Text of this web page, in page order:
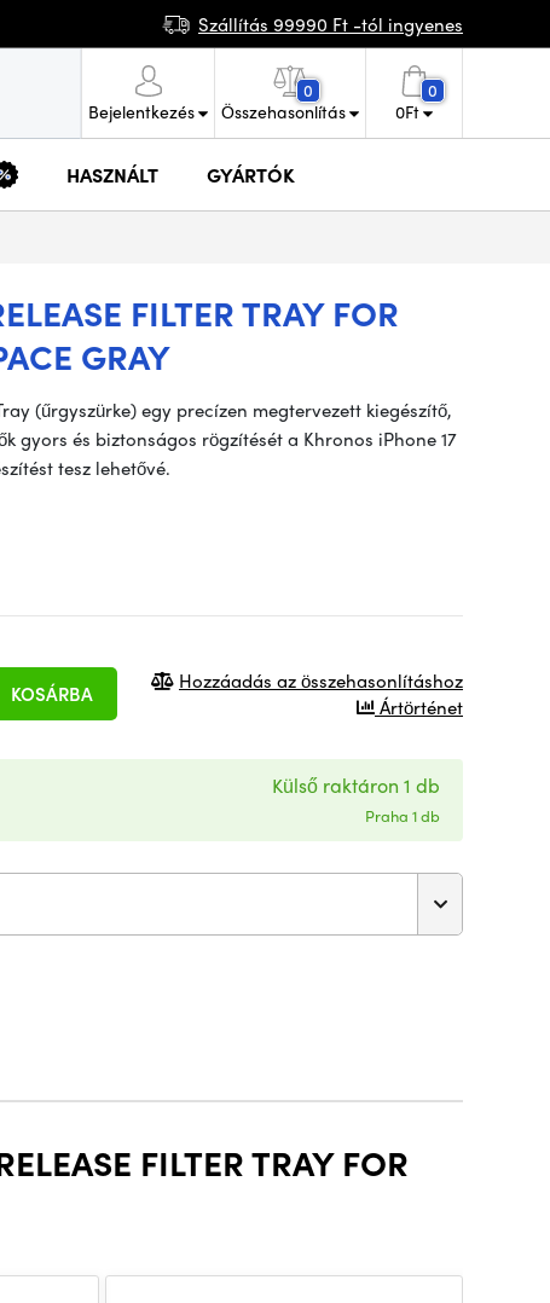
Szállítás 99990 Ft -tól ingyenes
Bejelentkezés
0
Összehasonlítás
0
0Ft
HASZNÁLT GYÁRTÓK
FILTER TRAY FOR
GRAY
(űrgyszürke) egy precízen megtervezett kiegészítő,
gyors és biztonságos rögzítését a Khronos iPhone 17
tesz lehetővé.
KOSÁRBA
Hozzáadás az összehasonlításhoz
Ártörténet
Külső raktáron 1 db
Praha 1 db
FILTER TRAY FOR